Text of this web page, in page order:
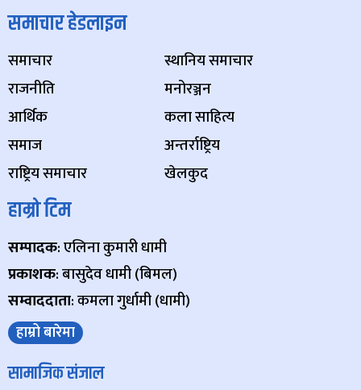
समाचार हेडलाइन
समाचार
राजनीति
आर्थिक
समाज
राष्ट्रिय समाचार
स्थानिय समाचार
मनोरञ्जन
कला साहित्य
अन्तर्राष्ट्रिय
खेलकुद
हाम्रो टिम
सम्पादक: एलिना कुमारी धामी
प्रकाशक: बासुदेव धामी (बिमल)
सम्वाददाता: कमला गुर्धामी (धामी)
हाम्रो बारेमा
सामाजिक संजाल